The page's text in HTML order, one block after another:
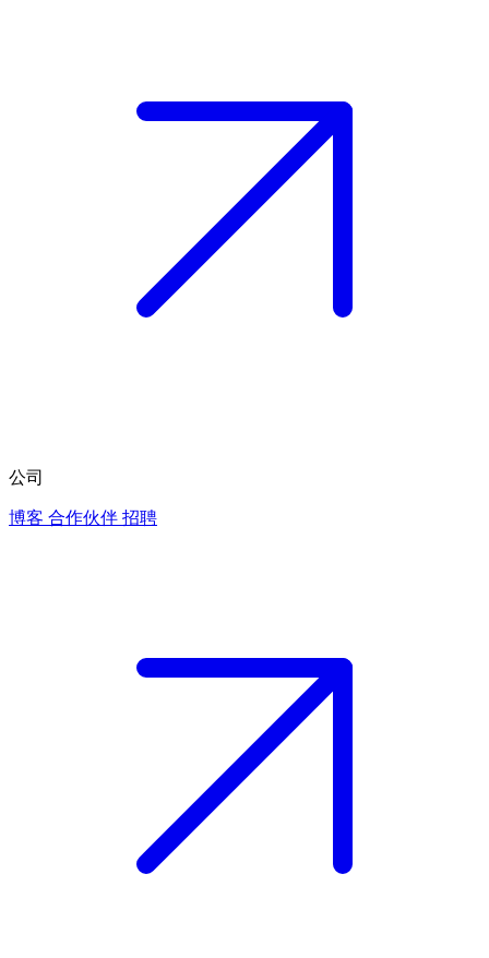
公司
博客 合作伙伴 招聘